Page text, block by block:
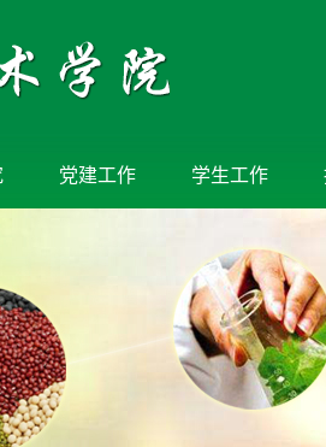
党建工作 学生工作